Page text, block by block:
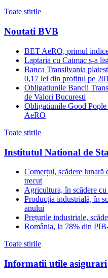
Toate stirile
Noutati BVB
BET AeRO, primul
Laptaria cu Caimac s-a
Banca Transilvania
0,17 lei din profitul pe
Obligatiunile Bancii
de Valori Bucuresti
Obligatiunile Good
AeRO
Toate stirile
Institutul National de
Comerțul, scădere lunară
trecut
Agricultura, în scădere
Producția industrială, în
anului
Prețurile industriale,
România, la 78% din
Toate stirile
Informatii utile asigurari